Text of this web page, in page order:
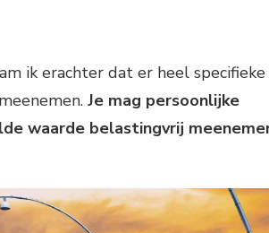
ik erachter dat er heel specifieke
Je mag persoonlijke
waarde belastingvrij